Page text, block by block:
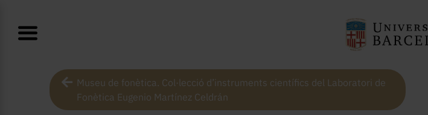
Museu de fonètica. Col·lecció d’instruments científics del Laboratori de
Fonètica Eugenio Martínez Celdrán